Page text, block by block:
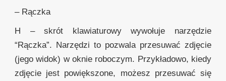
– Rączka
H – skrót klawiaturowy wywołuje narzędzie
“Rączka”. Narzędzi to pozwala przesuwać zdjęcie
(jego widok) w oknie roboczym. Przykładowo, kiedy
zdjęcie jest powiększone, możesz przesuwać się